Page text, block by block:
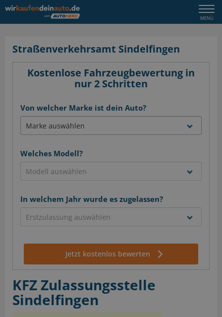
MENÜ
Straßenverkehrsamt Sindelfingen
Kostenlose Fahrzeugbewertung in
nur 2 Schritten
Von welcher Marke ist dein Auto?
Welches Modell?
In welchem Jahr wurde es zugelassen?
Jetzt kostenlos bewerten
KFZ Zulassungsstelle
Sindelfingen